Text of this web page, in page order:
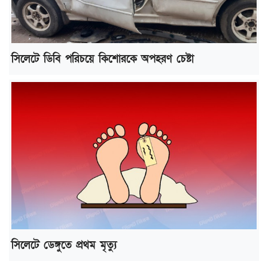
সিলেটে ডিবি পরিচয়ে কিশোরকে অপহরণ চেষ্টা
সিলেটে ডেঙ্গুতে প্রথম মৃত্যু